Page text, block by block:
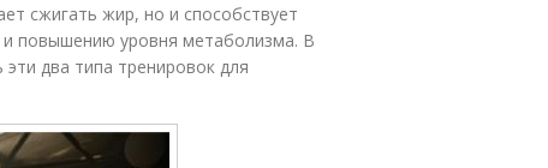
сжигать жир, но и способствует
повышению уровня метаболизма. В
два типа тренировок для